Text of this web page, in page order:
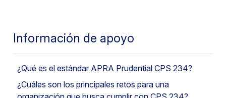
Información de apoyo
¿Qué es el estándar APRA Prudential CPS 234?
¿Cuáles son los principales retos para una